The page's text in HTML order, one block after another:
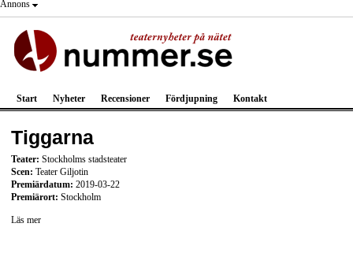
Annons
Start Nyheter Recensioner Fördjupning Kontakt
Tiggarna
Teater: Stockholms stadsteater
Scen: Teater Giljotin
Premiärdatum: 2019-03-22
Premiärort: Stockholm
Läs mer